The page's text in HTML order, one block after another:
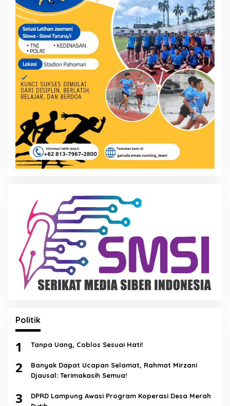
Politik
1 Tanpa Uang, Coblos Sesuai Hati!
2
Banyak Dapat Ucapan Selamat, Rahmat Mirzani
Djausal: Terimakasih Semua!
3
DPRD Lampung Awasi Program Koperasi Desa Merah